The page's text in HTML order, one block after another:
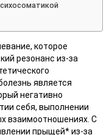
которое
резонанс из-за
является
негативно
себя, выполнении
взаимоотношениях. С
прыщей* из-за